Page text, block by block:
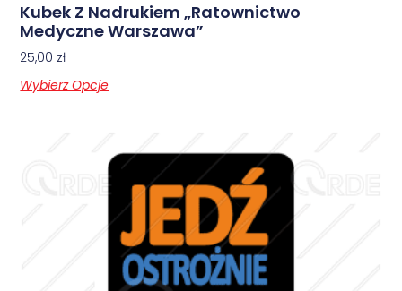
Kubek Z Nadrukiem „Ratownictwo
Medyczne Warszawa”
25,00 zł
Wybierz Opcje